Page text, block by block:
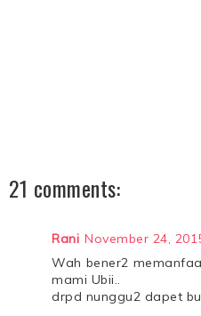
21 comments:
Rani November 24,
Wah bener2
mami Ubii..
drpd nunggu2 dapet